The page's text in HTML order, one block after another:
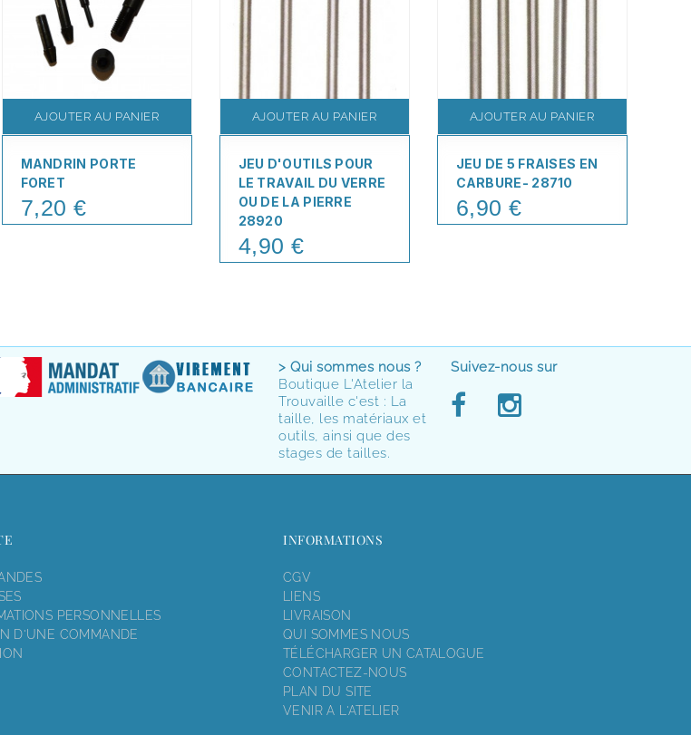
AJOUTER AU PANIER
MANDRIN PORTE
FORET
Price
7,20 €
AJOUTER AU PANIER
JEU D'OUTILS POUR
LE TRAVAIL DU VERRE
OU DE LA PIERRE
28920
Price
4,90 €
AJOUTER AU PANIER
JEU DE 5 FRAISES EN
CARBURE- 28710
Price
6,90 €
> Qui sommes nous ?
Boutique L'Atelier la
Trouvaille c'est : La
taille, les matériaux et
outils, ainsi que des
stages de tailles.
Suivez-nous sur
PERSONNELLES
D'UNE COMMANDE
INFORMATIONS
CGV
LIENS
LIVRAISON
QUI SOMMES NOUS
TÉLÉCHARGER UN CATALOGUE
CONTACTEZ-NOUS
PLAN DU SITE
VENIR A L'ATELIER